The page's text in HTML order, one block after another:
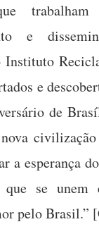
e
e
de
a esperança
que se unem
pelo Brasil.”